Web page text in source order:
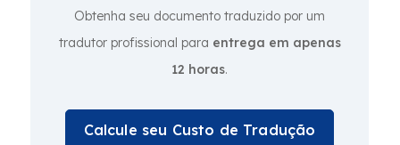
Obtenha seu documento traduzido por um
tradutor profissional para entrega em apenas
12 horas.
Calcule seu Custo de Tradução